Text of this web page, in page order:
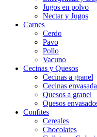
Jugos en polvo
Nectar y Jugos
Carnes
Cerdo
Pavo
Pollo
Vacuno
Cecinas y Quesos
Cecinas a granel
Cecinas
Quesos a granel
Quesos
Confites
Cereales
Chocolates